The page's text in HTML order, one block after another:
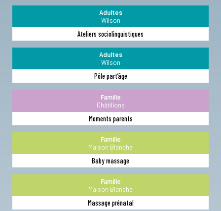
Adultes
Wilson
Ateliers sociolinguistiques
Adultes
Wilson
Pôle part’âge
Famille
Châtillons
Moments parents
Famille
Maison Blanche
Baby massage
Famille
Maison Blanche
Massage prénatal